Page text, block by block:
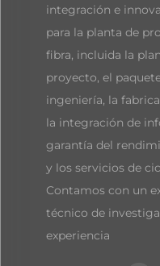
integración e
para la planta de
fibra, incluida la
proyecto, el
ingeniería, la
la integración de
garantía del
y los servicios de
Contamos con un
técnico de
experiencia